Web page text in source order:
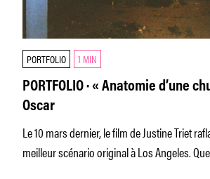
PORTFOLIO 1 MIN
PORTFOLIO · « Anatomie d’une
Oscar
Le 10 mars dernier, le film de Justine Triet
meilleur scénario original à Los Angeles.